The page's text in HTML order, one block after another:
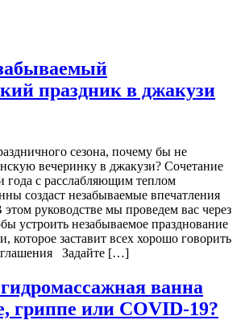
праздник в джакузи
сезона, почему бы не
вечеринку в джакузи? Сочетание
года с расслабляющим теплом
создаст незабываемые впечатления
руководстве мы проведем вас через
устроить незабываемое празднование
которое заставит всех хорошо говорить
Задайте […]
ванна
гриппе или COVID-19?